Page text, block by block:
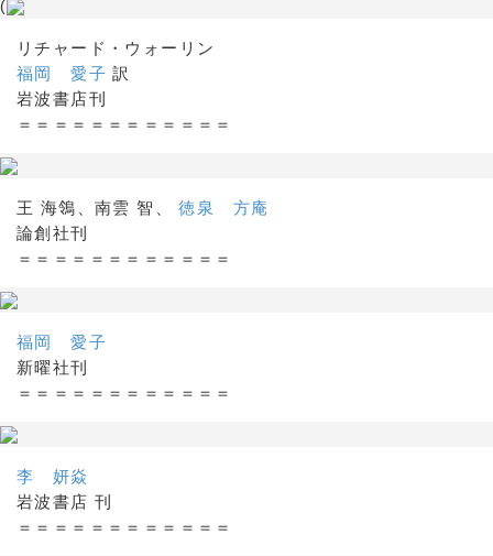
(
リチャード・ウォーリン
福岡 愛子 訳
岩波書店刊
＝＝＝＝＝＝＝＝＝＝＝＝
王 海鴒、南雲 智、徳泉 方庵
論創社刊
＝＝＝＝＝＝＝＝＝＝＝＝
福岡 愛子
新曜社刊
＝＝＝＝＝＝＝＝＝＝＝＝
李 妍焱
岩波書店 刊
＝＝＝＝＝＝＝＝＝＝＝＝